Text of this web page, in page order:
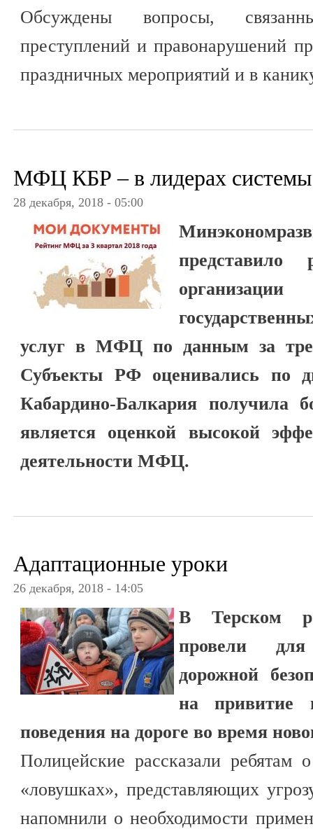
Обсуждены вопросы,
преступлений и правонарушений
праздничных мероприятий и в
МФЦ КБР – в лидерах системы
28 декабря, 2018 - 05:00
представило
услуг в МФЦ по данным за
Субъекты РФ оценивались по
Кабардино-Балкария получила
является оценкой высокой
деятельности МФЦ.
Адаптационные уроки
26 декабря, 2018 - 14:05
В Терском
провели
дорожной
на привитие
поведения на дороге во время
Полицейские рассказали ребятам
«ловушках», представляющих
напомнили о необходимости